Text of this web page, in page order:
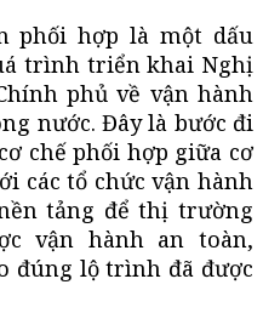
phối hợp là một dấu
trình triển khai Nghị
phủ về vận hành
nước. Đây là bước đi
chế phối hợp giữa cơ
các tổ chức vận hành
tảng để thị trường
vận hành an toàn,
đúng lộ trình đã được